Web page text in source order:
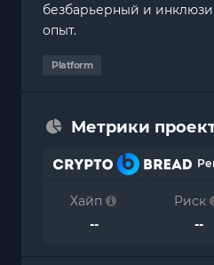
безбарьерный и
опыт.
Platform
Метрики
Хайп
--
Риск
--